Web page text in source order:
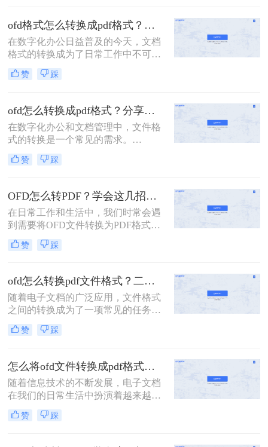
用的PDF格式以便于分享、编辑或存
档。那么Ofd文件怎么转换成pdf呢？
以下将详细介绍几种将OFD文件转换
为PDF的方法。
ofd格式怎么转换成pdf格式？试试这三个方法转换！
在数字化办公日益普及的今天，文档
格式的转换成为了日常工作中不可或
缺的一环。OFD（Open Fixed
Document）作为一种专为电子文档设
式固定、易于长期保存等，但在某些
场合下，我们仍然需要将其转换为更
为通用的PDF格式，以便于文件的共
享、查阅和打印。本文将详细介绍ofd
格式怎么转换成pdf格式，并提供实用
的操作指南。
赞 踩
ofd怎么转换成pdf格式？分享转换ofd的三个方法！
在数字化办公和文档管理中，文件格
式的转换是一个常见的需求。
OFD（Open Financial Document）是
一种国家电子文档标准格式，主要应
PDF（Portable Document Format）格
式的广泛使用和兼容性，有时我们需
要将OFD文件转换为PDF格式。那么
ofd怎么转换成pdf格式呢？本文将介
绍几种将OFD文件转换为PDF格式的
方法。
赞 踩
OFD怎么转PDF？学会这几招，一分钟轻松解决！
在日常工作和生活中，我们时常会遇
到需要将OFD文件转换为PDF格式的
情况。OFD作为一种电子文件格式，
虽然在一些特定领域有其独特的优
格式无疑是更为广泛接受的。那么
OFD怎么转PDF呢？下面，我将详细
介绍四种高效的OFD转PDF的方法，
帮助您轻松应对这一需求。
赞 踩
ofd怎么转换pdf文件格式？二招教你从图片提取文字！
随着电子文档的广泛应用，文件格式
之间的转换成为了一项常见的任务。
OFD（Open Fixed-layout Document）
作为一种电子文件格式，在某些特定
然而，由于PDF（Portable Document
Format）格式的通用性和稳定性，很
多用户需要将OFD文件转换为PDF格
式以便于分享和阅读。那么ofd怎么转
换pdf文件格式呢？本文将介绍几种常
见的OFD转PDF的方法，帮助用户轻
赞 踩
怎么将ofd文件转换成pdf格式？这三种转换方法快来看！
随着信息技术的不断发展，电子文档
在我们的日常生活中扮演着越来越重
要的角色。OFD（Open Fixed-layout
Document）格式作为一种电子文档格
赞 踩